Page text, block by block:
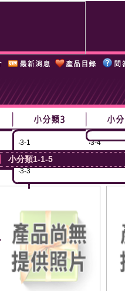
2-3
‧2-4
‧3-1 ‧3-4
‧3-2
‧3-3
小分類1-1-5